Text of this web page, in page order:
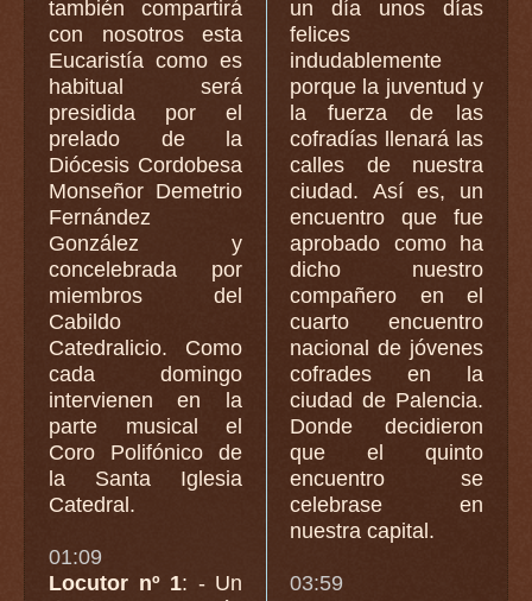
también compartirá
con nosotros esta
Eucaristía como es
habitual será
presidida por el
prelado de la
Diócesis Cordobesa
Monseñor Demetrio
Fernández
González y
concelebrada por
miembros del
Cabildo
Catedralicio. Como
cada domingo
intervienen en la
parte musical el
Coro Polifónico de
la Santa Iglesia
Catedral.
01:09
Locutor nº 1: - Un
un día unos días
felices
indudablemente
porque la juventud y
la fuerza de las
cofradías llenará las
calles de nuestra
ciudad. Así es, un
encuentro que fue
aprobado como ha
dicho nuestro
compañero en el
cuarto encuentro
nacional de jóvenes
cofrades en la
ciudad de Palencia.
Donde decidieron
que el quinto
encuentro se
celebrase en
nuestra capital.
03:59